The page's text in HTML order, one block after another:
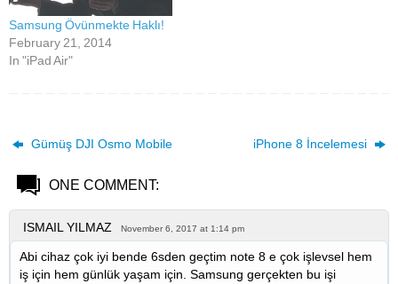
Samsung Övünmekte Haklı!
February 21, 2014
In "iPad Air"
Gümüş DJI Osmo Mobile iPhone 8 İncelemesi
ONE COMMENT:
ISMAIL YILMAZ November 6, 2017 at 1:14 pm
Abi cihaz çok iyi bende 6sden geçtim note 8 e çok işlevsel hem
iş için hem günlük yaşam için. Samsung gerçekten bu işi